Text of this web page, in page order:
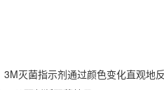
灭菌指示剂通过颜色变化直观地